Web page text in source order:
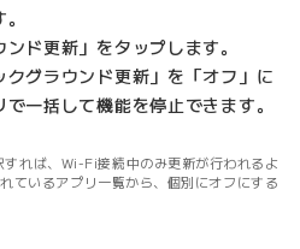
ド更新」をタップします。
グラウンド更新」を「オフ」に
一括して機能を停止できます。
すれば、Wi-Fi接続中のみ更新が行われるよ
ているアプリ一覧から、個別にオフにする